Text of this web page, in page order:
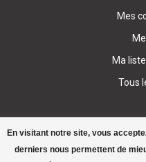
En visitant notre site, vous
derniers nous permettent de
Mes
Ma
Tous